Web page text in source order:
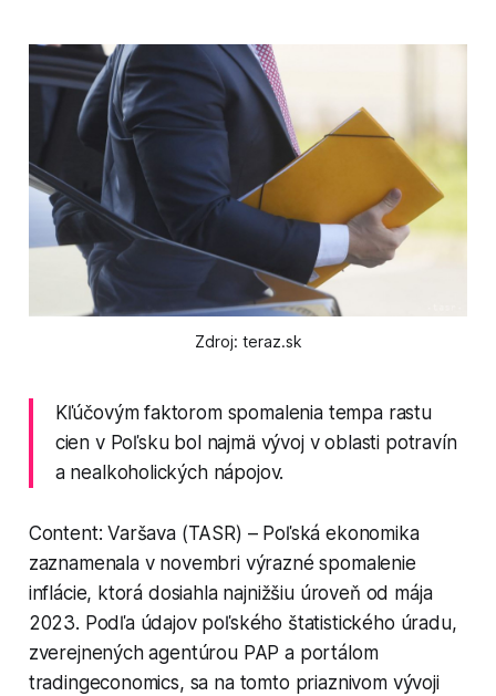
Zdroj: teraz.sk
Kľúčovým faktorom spomalenia tempa rastu
cien v Poľsku bol najmä vývoj v oblasti potravín
a nealkoholických nápojov.
Content: Varšava (TASR) – Poľská ekonomika
zaznamenala v novembri výrazné spomalenie
inflácie, ktorá dosiahla najnižšiu úroveň od mája
2023. Podľa údajov poľského štatistického úradu,
zverejnených agentúrou PAP a portálom
tradingeconomics, sa na tomto priaznivom vývoji